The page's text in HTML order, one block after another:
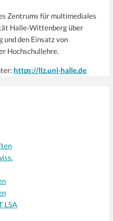
Zentrums für multi­mediales
Halle-Wittenberg über
und den Einsatz von
Hochschullehre.
https://llz.uni-halle.de
LSA